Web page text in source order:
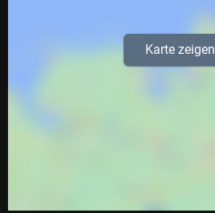
Karte zeigen